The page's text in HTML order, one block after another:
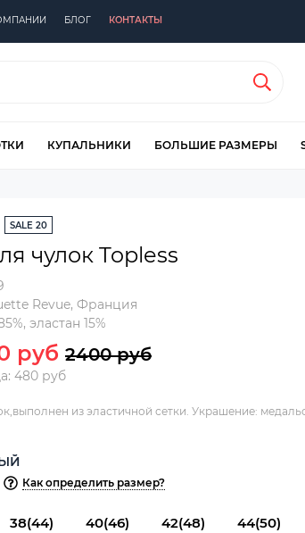
БЛОГ КОНТАКТЫ
КУПАЛЬНИКИ БОЛЬШИЕ РАЗМЕРЫ
SALE 20
чулок Topless
Revue, Франция
эластан 15%
руб 2400 руб
480 руб
из эластичной сетки. Украшение:
Как определить размер?
38(44) 40(46) 42(48) 44(50)